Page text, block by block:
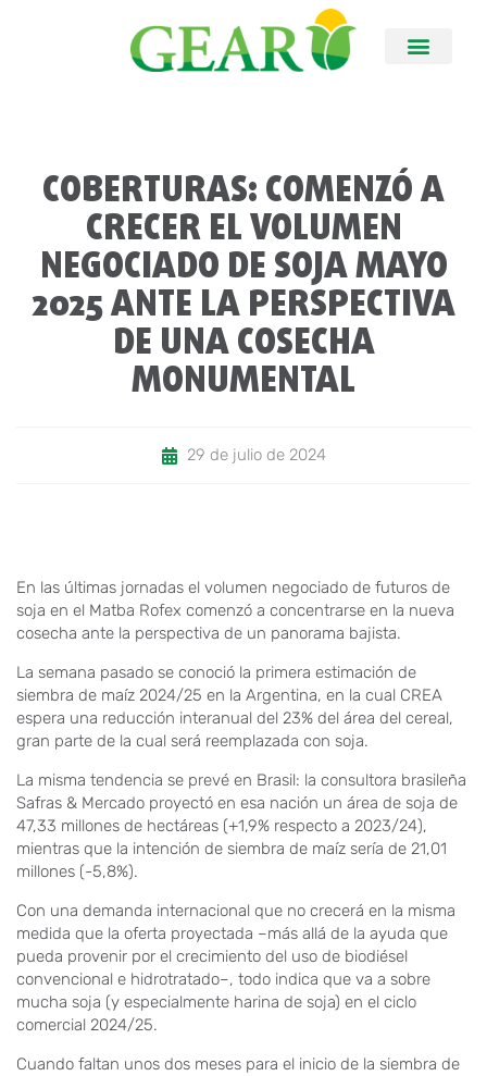
COBERTURAS: COMENZÓ A
CRECER EL VOLUMEN
NEGOCIADO DE SOJA MAYO
2025 ANTE LA PERSPECTIVA
DE UNA COSECHA
MONUMENTAL
29 de julio de 2024
En las últimas jornadas el volumen negociado de futuros de
soja en el Matba Rofex comenzó a concentrarse en la nueva
cosecha ante la perspectiva de un panorama bajista.
La semana pasado se conoció la primera estimación de
siembra de maíz 2024/25 en la Argentina, en la cual CREA
espera una reducción interanual del 23% del área del cereal,
gran parte de la cual será reemplazada con soja.
La misma tendencia se prevé en Brasil: la consultora brasileña
Safras & Mercado proyectó en esa nación un área de soja de
47,33 millones de hectáreas (+1,9% respecto a 2023/24),
mientras que la intención de siembra de maíz sería de 21,01
millones (-5,8%).
Con una demanda internacional que no crecerá en la misma
medida que la oferta proyectada –más allá de la ayuda que
pueda provenir por el crecimiento del uso de biodiésel
convencional e hidrotratado–, todo indica que va a sobre
mucha soja (y especialmente harina de soja) en el ciclo
comercial 2024/25.
Cuando faltan unos dos meses para el inicio de la siembra de